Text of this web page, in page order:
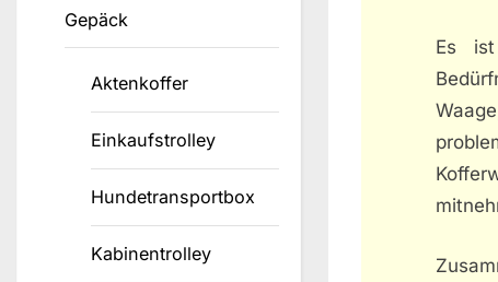
Es
Gepäck
Aktenkoffer
Einkaufstrolley
Hundetransportbox
Kabinentrolley